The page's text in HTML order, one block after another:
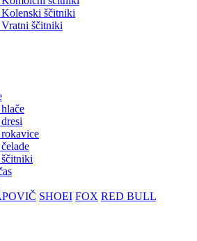
ščitniki
ščitniki
SHOEI FOX RED BULL